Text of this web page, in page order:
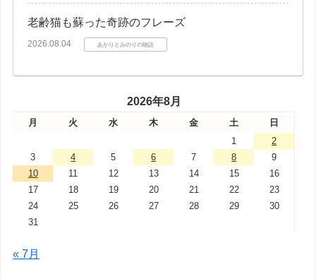
老齢猫も蘇った奇跡のフレーズ
2026.08.04 あかりとみのりの物語
2026年8月
月 火 水 木 金 土
日
1
2
3
4 5 6 7 8
9
10
11 12 13 14 15
16
17
18 19 20 21 22
23
24
25 26 27 28 29
30
31
« 7月